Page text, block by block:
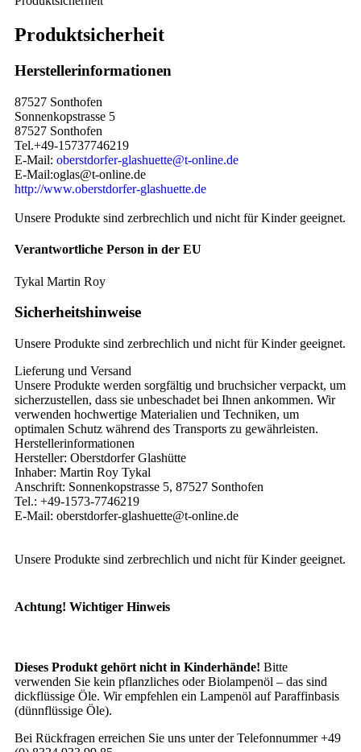
Produktsicherheit
Herstellerinformationen
87527 Sonthofen
Sonnenkopstrasse 5
87527 Sonthofen
Tel.+49-15737746219
E-Mail: oberstdorfer-glashuette@t-online.de
E-Mail:oglas@t-online.de
http://www.oberstdorfer-glashuette.de
Unsere Produkte sind zerbrechlich und nicht für Kinder geeignet.
Verantwortliche Person in der EU
Tykal Martin Roy
Sicherheitshinweise
Unsere Produkte sind zerbrechlich und nicht für Kinder geeignet.
Lieferung und Versand
Unsere Produkte werden sorgfältig und bruchsicher verpackt, um
sicherzustellen, dass sie unbeschadet bei Ihnen ankommen. Wir
verwenden hochwertige Materialien und Techniken, um
optimalen Schutz während des Transports zu gewährleisten.
Herstellerinformationen
Hersteller: Oberstdorfer Glashütte
Inhaber: Martin Roy Tykal
Anschrift: Sonnenkopstrasse 5, 87527 Sonthofen
Tel.: +49-1573-7746219
E-Mail: oberstdorfer-glashuette@t-online.de
Unsere Produkte sind zerbrechlich und nicht für Kinder geeignet.
Achtung! Wichtiger Hinweis
Dieses Produkt gehört nicht in Kinderhände! Bitte
verwenden Sie kein pflanzliches oder Biolampenöl – das sind
dickflüssige Öle. Wir empfehlen ein Lampenöl auf Paraffinbasis
(dünnflüssige Öle).
Bei Rückfragen erreichen Sie uns unter der Telefonnummer +49